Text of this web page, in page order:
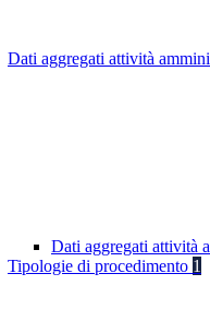
Dati aggregati attività
Dati aggregati attività
Tipologie di procedimento 1